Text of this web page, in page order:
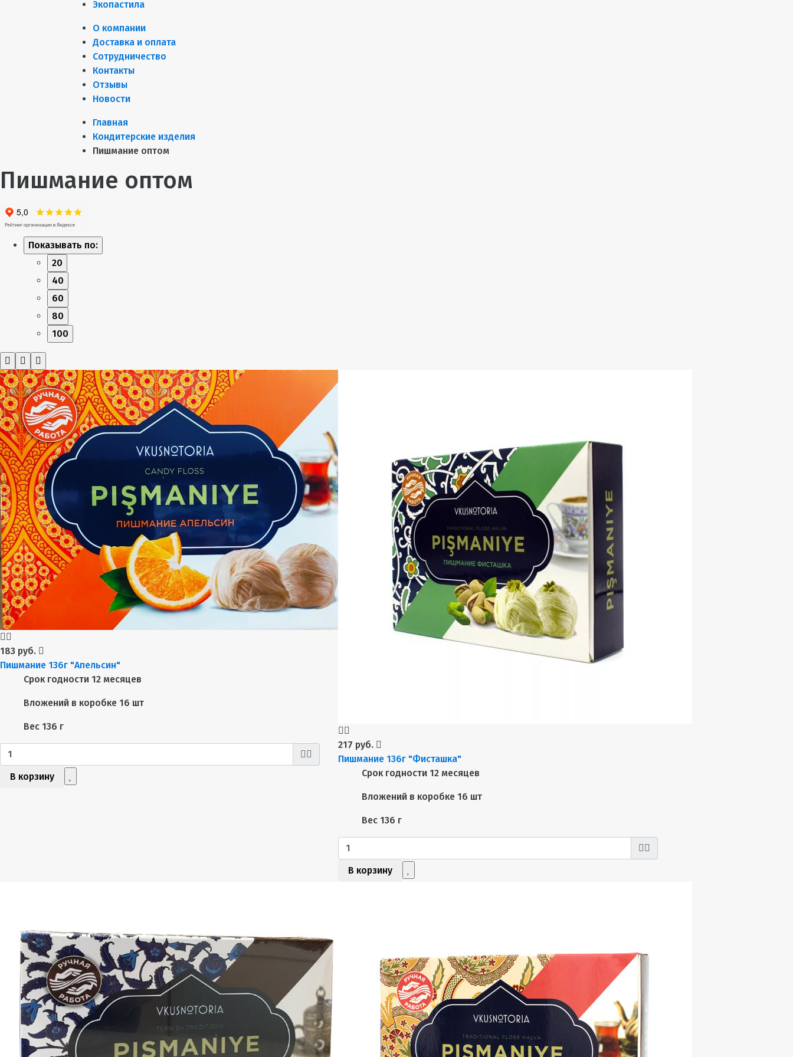
Экопастила
О компании
Доставка и оплата
Сотрудничество
Контакты
Отзывы
Новости
Главная
Кондитерские изделия
Пишмание оптом
Пишмание оптом
Показывать по:
20
40
60
80
100
183 руб.
Пишмание 136г "Апельсин"
Срок годности 12 месяцев
Вложений в коробке 16 шт
Вес 136 г
В корзину
217 руб.
Пишмание 136г "Фисташка"
Срок годности 12 месяцев
Вложений в коробке 16 шт
Вес 136 г
В корзину